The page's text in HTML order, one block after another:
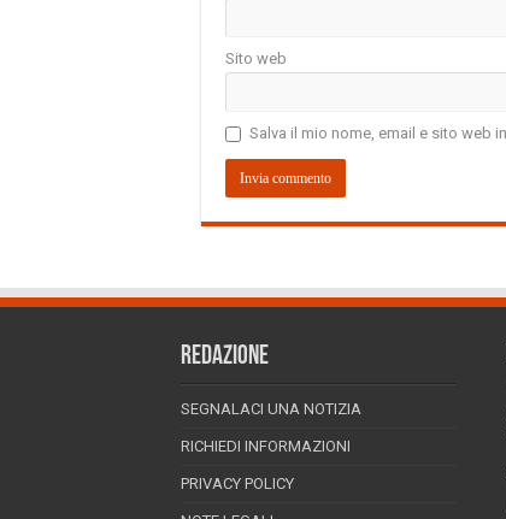
Sito web
Salva il mio nome, email e sito web
REDAZIONE
SEGNALACI UNA NOTIZIA
RICHIEDI INFORMAZIONI
PRIVACY POLICY